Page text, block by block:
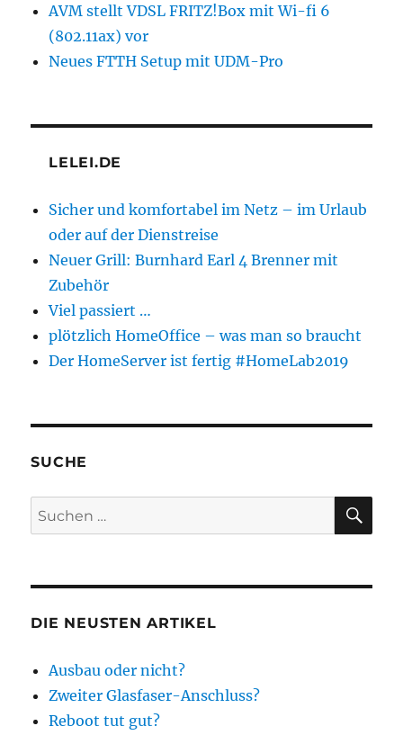
AVM stellt VDSL FRITZ!Box mit Wi-fi 6
(802.11ax) vor
Neues FTTH Setup mit UDM-Pro
LELEI.DE
Sicher und komfortabel im Netz – im Urlaub
oder auf der Dienstreise
Neuer Grill: Burnhard Earl 4 Brenner mit
Zubehör
Viel passiert …
plötzlich HomeOffice – was man so braucht
Der HomeServer ist fertig #HomeLab2019
SUCHE
Suchen
nach:
DIE NEUSTEN ARTIKEL
Ausbau oder nicht?
Zweiter Glasfaser-Anschluss?
Reboot tut gut?